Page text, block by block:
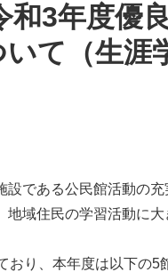
和3年度優
て（生涯
である公民館活動の
域住民の学習活動に
り、本年度は以下の5